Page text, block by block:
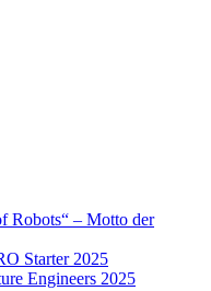
Robots“ – Motto der
Starter 2025
Engineers 2025